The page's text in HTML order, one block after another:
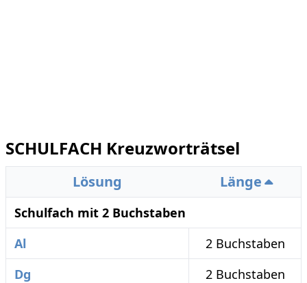
SCHULFACH Kreuzworträtsel
Lösung Länge
Schulfach mit 2 Buchstaben
Al
2 Buchstaben
Dg
2 Buchstaben